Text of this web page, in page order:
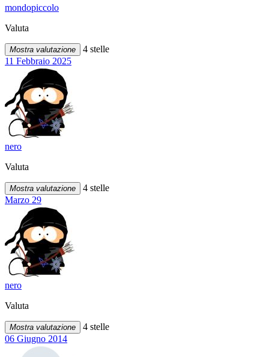
mondopiccolo
Valuta
Mostra valutazione
4 stelle
11 Febbraio 2025
nero
Valuta
Mostra valutazione
4 stelle
Marzo 29
nero
Valuta
Mostra valutazione
4 stelle
06 Giugno 2014